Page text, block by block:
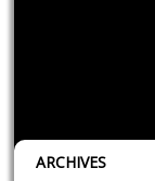
ARCHIVES